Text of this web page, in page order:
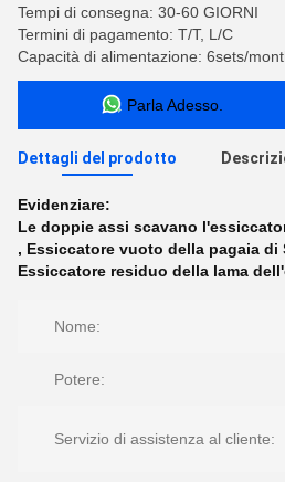
Tempi di consegna: 30-60 GIORNI
Termini di pagamento: T/T, L/C
Capacità di alimentazione: 6sets/
Parla Adesso.
Dettagli del prodotto
Evidenziare:
Le doppie assi scavano
, Essiccatore vuoto della pagaia di
Essiccatore residuo della lama
Nome:
Potere:
Servizio di assistenza al cliente: